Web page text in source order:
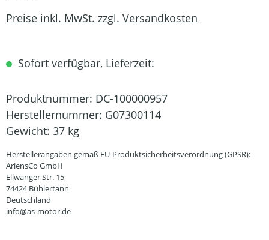
Preise inkl. MwSt. zzgl. Versandkosten
Sofort verfügbar, Lieferzeit:
Produktnummer: DC-100000957
Herstellernummer: G07300114
Gewicht: 37 kg
Herstellerangaben gemäß EU-Produktsicherheitsverordnung (GPSR):
AriensCo GmbH
Ellwanger Str. 15
74424 Bühlertann
Deutschland
info@as-motor.de